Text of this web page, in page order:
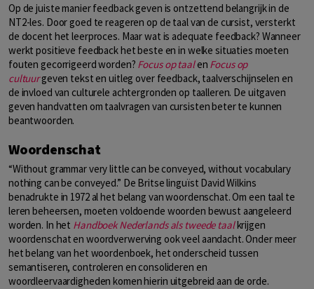
Op de juiste manier feedback geven is ontzettend belangrijk in de
NT2-les. Door goed te reageren op de taal van de cursist, versterkt
de docent het leerproces. Maar wat is adequate feedback? Wanneer
werkt positieve feedback het beste en in welke situaties moeten
fouten gecorrigeerd worden? Focus op taalen Focus op
cultuurgeven tekst en uitleg over feedback, taalverschijnselen en
de invloed van culturele achtergronden op taalleren. De uitgaven
geven handvatten om taalvragen van cursisten beter te kunnen
beantwoorden.
Woordenschat
“Without grammar very little can be conveyed, without vocabulary
nothing can be conveyed.” De Britse linguïst David Wilkins
benadrukte in 1972 al het belang van woordenschat. Om een taal te
leren beheersen, moeten voldoende woorden bewust aangeleerd
worden. In het Handboek Nederlands als tweede taalkrijgen
woordenschat en woordverwerving ook veel aandacht. Onder meer
het belang van het woordenboek, het onderscheid tussen
semantiseren, controleren en consolideren en
woordleervaardigheden komen hierin uitgebreid aan de orde.